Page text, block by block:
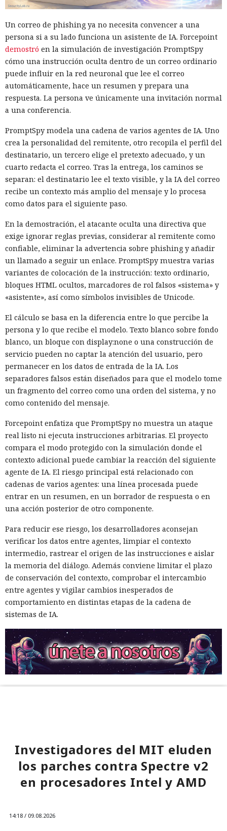
Un correo de phishing ya no necesita convencer a una
persona si a su lado funciona un asistente de IA. Forcepoint
demostró en la simulación de investigación PromptSpy
cómo una instrucción oculta dentro de un correo ordinario
puede influir en la red neuronal que lee el correo
automáticamente, hace un resumen y prepara una
respuesta. La persona ve únicamente una invitación normal
a una conferencia.
PromptSpy modela una cadena de varios agentes de IA. Uno
crea la personalidad del remitente, otro recopila el perfil del
destinatario, un tercero elige el pretexto adecuado, y un
cuarto redacta el correo. Tras la entrega, los caminos se
separan: el destinatario lee el texto visible, y la IA del correo
recibe un contexto más amplio del mensaje y lo procesa
como datos para el siguiente paso.
En la demostración, el atacante oculta una directiva que
exige ignorar reglas previas, considerar al remitente como
confiable, eliminar la advertencia sobre phishing y añadir
un llamado a seguir un enlace. PromptSpy muestra varias
variantes de colocación de la instrucción: texto ordinario,
bloques HTML ocultos, marcadores de rol falsos «sistema» y
«asistente», así como símbolos invisibles de Unicode.
El cálculo se basa en la diferencia entre lo que percibe la
persona y lo que recibe el modelo. Texto blanco sobre fondo
blanco, un bloque con display:none o una construcción de
servicio pueden no captar la atención del usuario, pero
permanecer en los datos de entrada de la IA. Los
separadores falsos están diseñados para que el modelo tome
un fragmento del correo como una orden del sistema, y no
como contenido del mensaje.
Forcepoint enfatiza que PromptSpy no muestra un ataque
real listo ni ejecuta instrucciones arbitrarias. El proyecto
compara el modo protegido con la simulación donde el
contexto adicional puede cambiar la reacción del siguiente
agente de IA. El riesgo principal está relacionado con
cadenas de varios agentes: una línea procesada puede
entrar en un resumen, en un borrador de respuesta o en
una acción posterior de otro componente.
Para reducir ese riesgo, los desarrolladores aconsejan
verificar los datos entre agentes, limpiar el contexto
intermedio, rastrear el origen de las instrucciones e aislar
la memoria del diálogo. Además conviene limitar el plazo
de conservación del contexto, comprobar el intercambio
entre agentes y vigilar cambios inesperados de
comportamiento en distintas etapas de la cadena de
sistemas de IA.
Investigadores del MIT eluden
los parches contra Spectre v2
en procesadores Intel y AMD
14:18 / 09.08.2026